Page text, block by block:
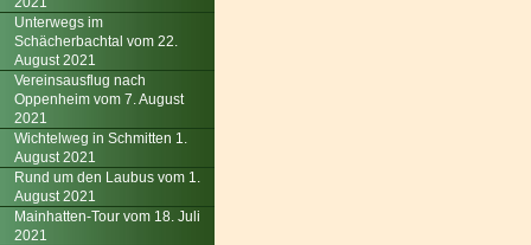
Unterwegs im
Schächerbachtal vom 22.
August 2021
Vereinsausflug nach
Oppenheim vom 7. August
2021
Wichtelweg in Schmitten 1.
August 2021
Rund um den Laubus vom 1.
August 2021
Mainhatten-Tour vom 18. Juli
2021